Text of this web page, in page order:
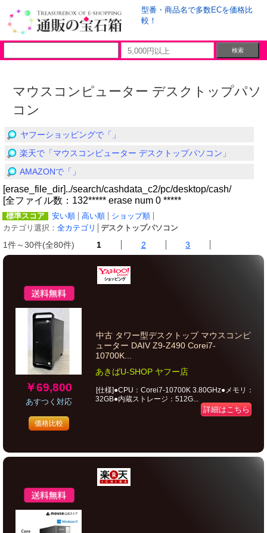
型番・商品名で多数ECを価格比
較！
マウスコンピューター デスクトップパソ
コン
ヤフーショッピングで「」
楽天で「マウスコンピューター デスクトップパソコン」
AMAZONで「」
[erase_file_dir]../search/cashdata_c2/pc/desktop/cash/
[全ファイル数：132***** erase num 0 *****
標準スコア 安い順 高い順
ショップ順
カテゴリ選択： 全カテゴリ デスクトップパソコン
1件～30件(全80件) 1 2 3
￥69,800
あすつく対応
価格比較
中古 タワー型デスクトップ マウスコンピ
ューター DAIV Z9-Z490 Corei7-
10700K...
あきばU-SHOP ヤフー店
[仕様]●CPU：Corei7-10700K 3.80GHz●メモリ：
32GB●内蔵ストレージ：512G...
詳細はこちら